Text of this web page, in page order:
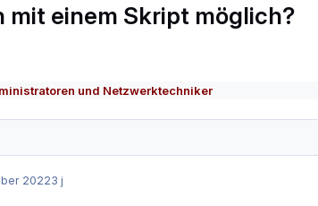
mit einem Skript möglich?
und Netzwerktechniker
20223 j